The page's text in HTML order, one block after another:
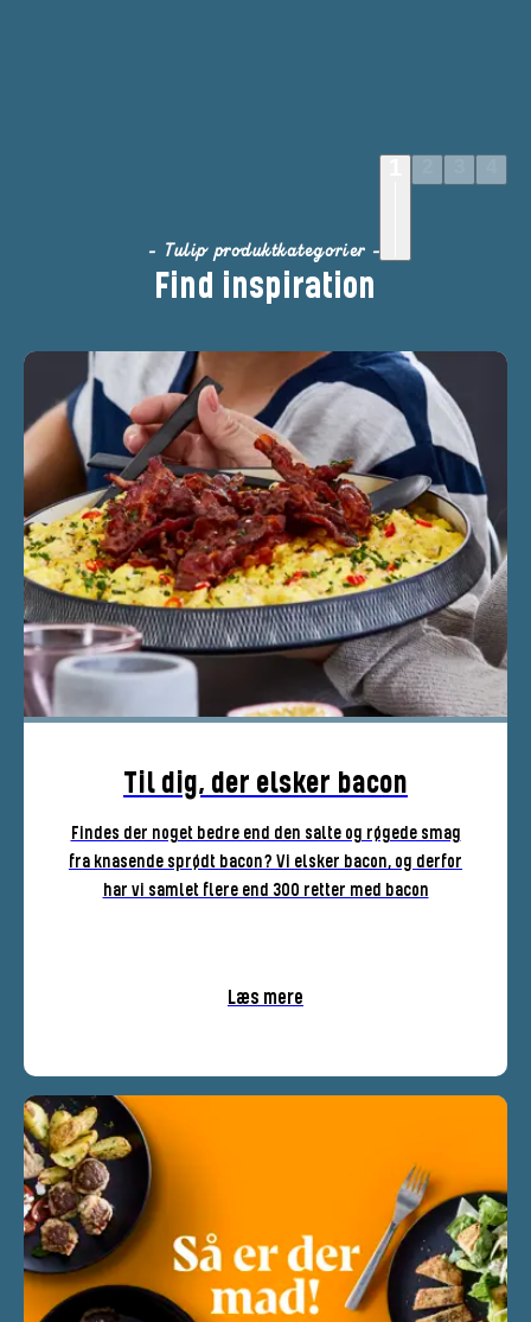
Få inspiration til Slow Cooked
- Tulip produktkategorier -
Find inspiration
Til dig, der elsker bacon
Findes der noget bedre end den salte og røgede smag
fra knasende sprødt bacon? Vi elsker bacon, og derfor
har vi samlet flere end 300 retter med bacon
Læs mere